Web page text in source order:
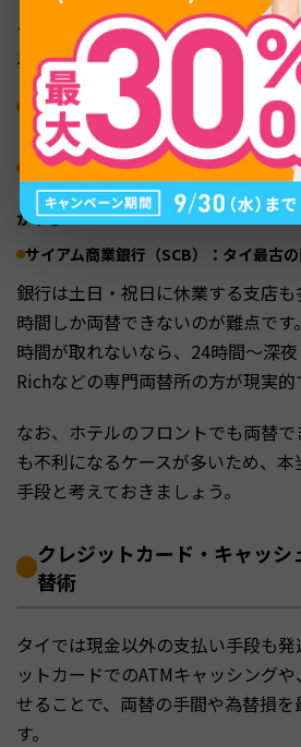
タイの主要4大銀行のうち、両替で
以下の3行です。
バンコク銀行（Bangkok Bank）
：タイ最大の銀行で支店数が最も多い
カシコン銀行（KASIKORNBANK / Kバ
：スワンナプーム空港のメインバンクで
が中心
サイアム商業銀行（SCB）
：タイ最古
銀行は土日・祝日に休業する支店
時間しか両替できないのが難点で
時間が取れないなら、24時間〜深
Richなどの専門両替所の方が現実的
なお、ホテルのフロントでも両替
も不利になるケースが多いため、
手段と考えておきましょう。
クレジットカード・キャッ
替術
タイでは現金以外の支払い手段も
ットカードでのATMキャッシング
せることで、両替の手間や為替損
す。